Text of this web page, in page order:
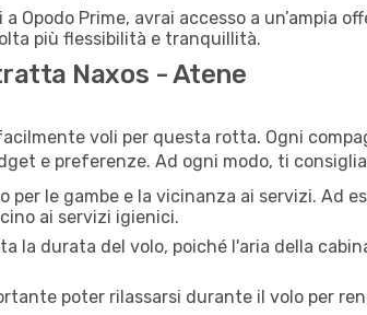
a Opodo Prime, avrai accesso a un’ampia
più flessibilità e tranquillità.
Naxos - Atene
voli per questa rotta. Ogni
e preferenze. Ad ogni modo, ti
per le gambe e la vicinanza ai servizi. Ad
ai servizi igienici.
la durata del volo, poiché l'aria della
poter rilassarsi durante il volo per